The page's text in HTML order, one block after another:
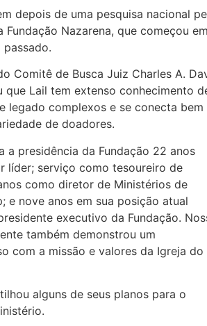
depois de uma pesquisa nacional
Fundação Nazarena, que começou
Comitê de Busca Juiz Charles A.
que Lail tem extenso conhecimento
legado complexos e se conecta bem
de doadores.
a presidência da Fundação 22 anos
líder; serviço como tesoureiro de
como diretor de Ministérios de
e nove anos em sua posição atual
executivo da Fundação.
também demonstrou um
com a missão e valores da Igreja do
alguns de seus planos para o